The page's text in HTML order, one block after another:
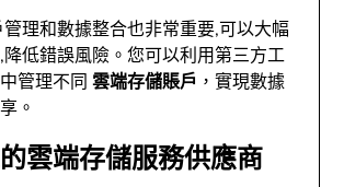
理和數據整合也非常重要,可以大幅
低錯誤風險。您可以利用第三方工
管理不同雲端存儲賬戶 ，實現數據
。
雲端存儲服務供應商